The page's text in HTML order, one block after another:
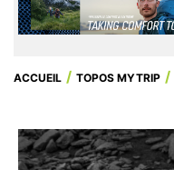
ACCUEIL TOPOS MYTRIP